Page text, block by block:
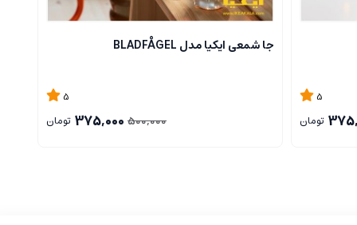
5
تومان
جا شمعی ایکیا مدل BLADFÅGEL
5
500,000
375,000 تومان